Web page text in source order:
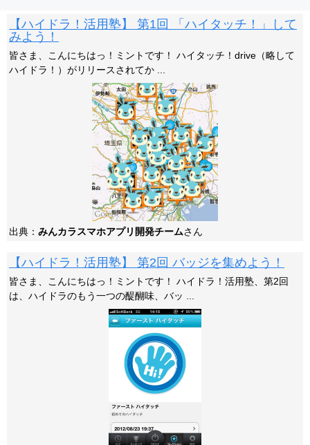
【ハイドラ！活用塾】 第1回 「ハイタッチ！」して
みよう！
皆さま、こんにちはっ！ミントです！ ハイタッチ！drive（略して
ハイドラ！）がリリースされてか ...
出典： みんカラスマホアプリ開発チームさん
【ハイドラ！活用塾】 第2回 バッジを集めよう！
皆さま、こんにちはっ！ミントです！ ハイドラ！活用塾、第2回
は、ハイドラのもう一つの醍醐味、バッ ...